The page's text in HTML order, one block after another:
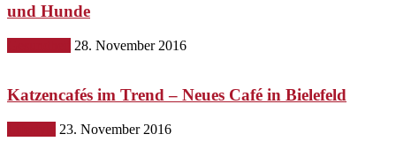
und Hunde
28. November 2016
Katzencafés im Trend – Neues Café in Bielefeld
23. November 2016